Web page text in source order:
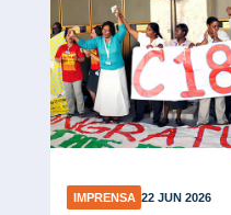
IMPRENSA 22 JUN 2026